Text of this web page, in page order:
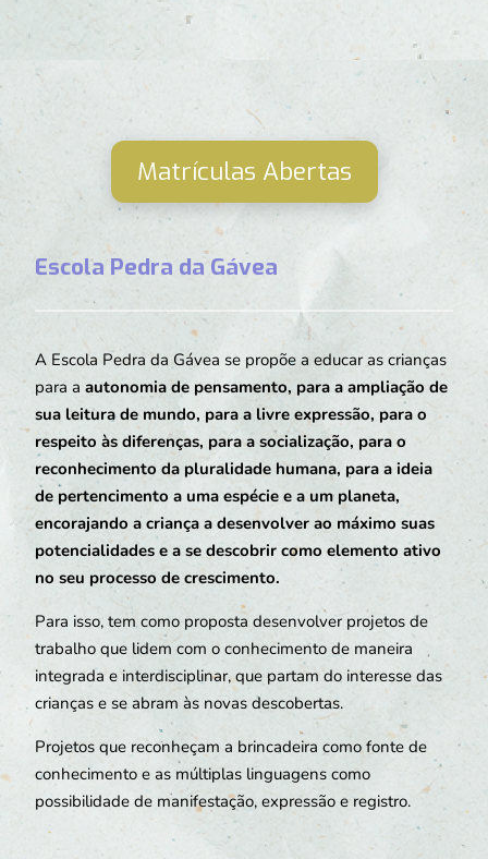
Matrículas Abertas
Escola Pedra da Gávea
A Escola Pedra da Gávea se propõe a educar as crianças
para a autonomia de pensamento, para a ampliação de
sua leitura de mundo, para a livre expressão, para o
respeito às diferenças, para a socialização, para o
reconhecimento da pluralidade humana, para a ideia
de pertencimento a uma espécie e a um planeta,
encorajando a criança a desenvolver ao máximo suas
potencialidades e a se descobrir como elemento ativo
no seu processo de crescimento.
Para isso, tem como proposta desenvolver projetos de
trabalho que lidem com o conhecimento de maneira
integrada e interdisciplinar, que partam do interesse das
crianças e se abram às novas descobertas.
Projetos que reconheçam a brincadeira como fonte de
conhecimento e as múltiplas linguagens como
possibilidade de manifestação, expressão e registro.